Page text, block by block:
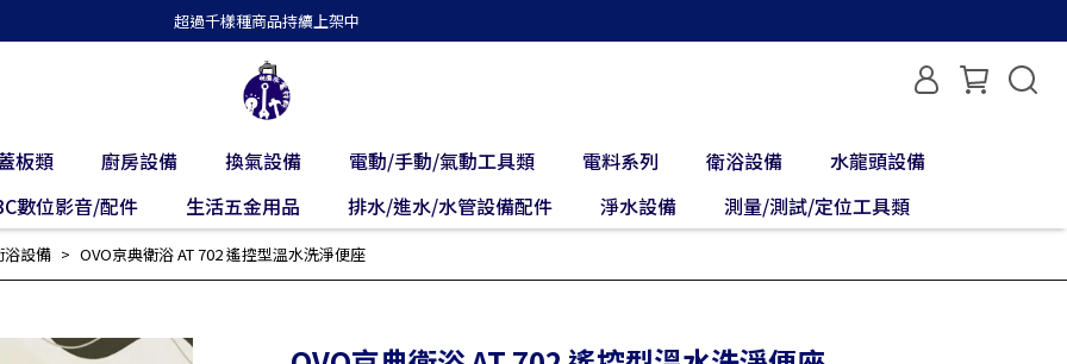
超過千樣種商品持續上架中
板類 廚房設備 換氣設備 電動/手動/氣動工具類 電料系列 衛浴設備
水龍頭設備
數位影音/配件
生活五金用品 排水/進水/水管設備配件 淨水設備 測量/測試/定位工具類
浴設備 OVO京典衛浴 AT 702 遙控型溫水洗淨便座